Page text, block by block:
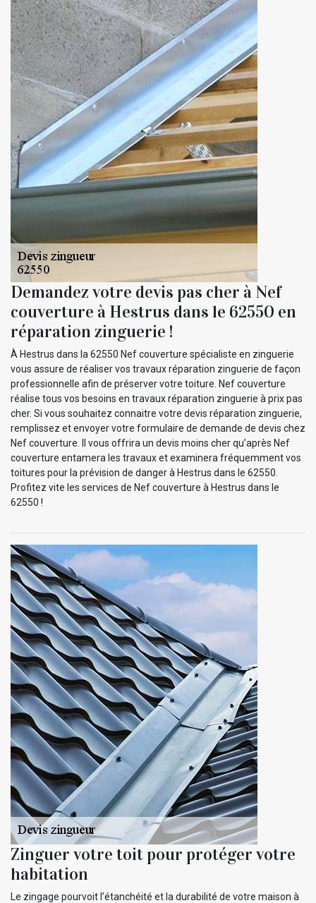
Demandez votre devis pas cher à Nef
couverture à Hestrus dans le 62550 en
réparation zinguerie !
À Hestrus dans la 62550 Nef couverture spécialiste en zinguerie
vous assure de réaliser vos travaux réparation zinguerie de façon
professionnelle afin de préserver votre toiture. Nef couverture
réalise tous vos besoins en travaux réparation zinguerie à prix pas
cher. Si vous souhaitez connaitre votre devis réparation zinguerie,
remplissez et envoyer votre formulaire de demande de devis chez
Nef couverture. Il vous offrira un devis moins cher qu’après Nef
couverture entamera les travaux et examinera fréquemment vos
toitures pour la prévision de danger à Hestrus dans le 62550.
Profitez vite les services de Nef couverture à Hestrus dans le
62550 !
Zinguer votre toit pour protéger votre
habitation
Le zingage pourvoit l’étanchéité et la durabilité de votre maison à